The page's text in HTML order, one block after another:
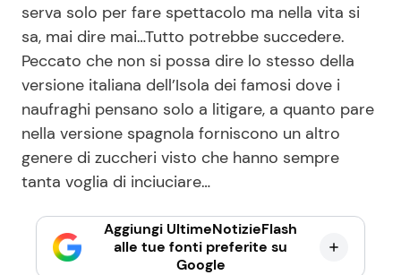
serva solo per fare spettacolo ma nella vita si
sa, mai dire mai…Tutto potrebbe succedere.
Peccato che non si possa dire lo stesso della
versione italiana dell’Isola dei famosi dove i
naufraghi pensano solo a litigare, a quanto pare
nella versione spagnola forniscono un altro
genere di zuccheri visto che hanno sempre
tanta voglia di inciuciare…
Aggiungi UltimeNotizieFlash
alle tue fonti preferite su
Google